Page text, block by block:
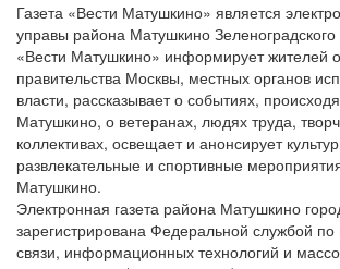
Газета «Вести Матушкино» является
управы района Матушкино
«Вести Матушкино» информирует жителей
правительства Москвы, местных органов
власти, рассказывает о событиях,
Матушкино, о ветеранах, людях труда,
коллективах, освещает и анонсирует
развлекательные и спортивные
Матушкино.
Электронная газета района Матушкино
зарегистрирована Федеральной службой
связи, информационных технологий и